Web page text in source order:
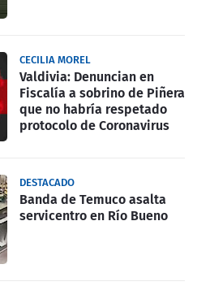
CECILIA MOREL
Valdivia: Denuncian en
Fiscalía a sobrino de Piñera
que no habría respetado
protocolo de Coronavirus
DESTACADO
Banda de Temuco asalta
servicentro en Río Bueno